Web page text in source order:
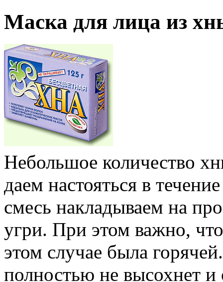
Маска для лица из
Небольшое количество
даем настояться в
смесь накладываем на
угри. При этом важно,
этом случае была
полностью не высохнет